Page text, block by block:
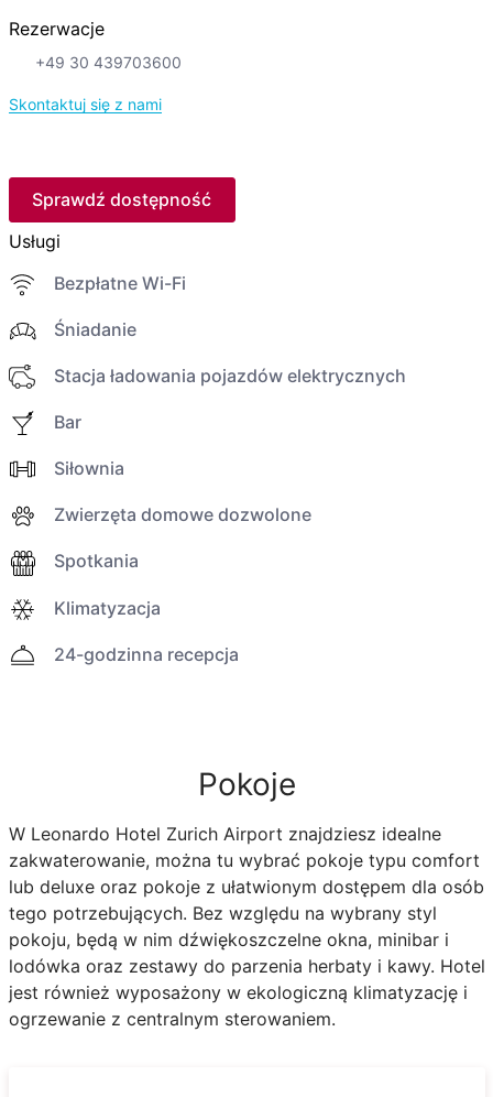
Rezerwacje
+49 30 439703600
Skontaktuj się z nami
Sprawdź dostępność
Usługi
Bezpłatne Wi-Fi
Śniadanie
Stacja ładowania pojazdów elektrycznych
Bar
Siłownia
Zwierzęta domowe dozwolone
Spotkania
Klimatyzacja
24-godzinna recepcja
Pokoje
W Leonardo Hotel Zurich Airport znajdziesz idealne
zakwaterowanie, można tu wybrać pokoje typu comfort
lub deluxe oraz pokoje z ułatwionym dostępem dla osób
tego potrzebujących. Bez względu na wybrany styl
pokoju, będą w nim dźwiękoszczelne okna, minibar i
lodówka oraz zestawy do parzenia herbaty i kawy. Hotel
jest również wyposażony w ekologiczną klimatyzację i
ogrzewanie z centralnym sterowaniem.